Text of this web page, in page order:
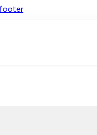
footer